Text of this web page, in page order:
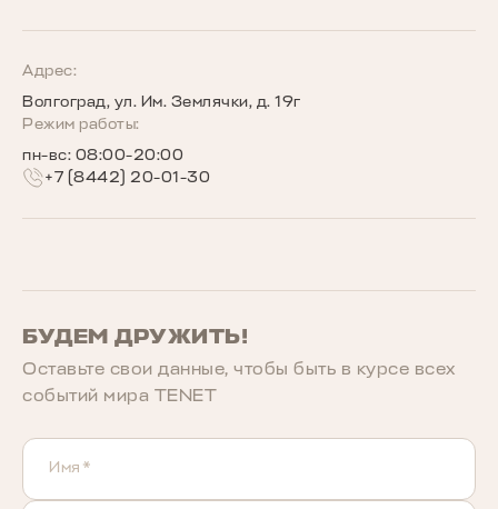
Программы страхования
Запись на сервис
Сообщество владельцев TENET
Беговое сообщество TENET
БУДЕМ ДРУЖИТЬ!
Оставьте свои данные, чтобы быть в курcе всех
событий мира TENET
Имя*
Адрес:
Волгоград, ул. Им. Землячки, д. 19г
Режим работы:
пн-вс: 08:00-20:00
+7 (8442) 20-01-30